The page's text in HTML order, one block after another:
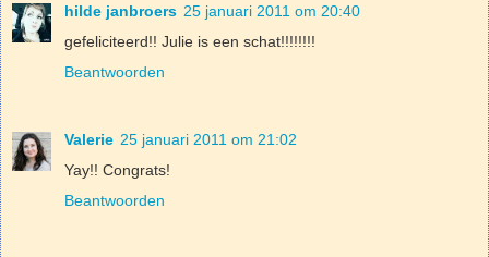
hilde janbroers 25 januari 2011 om 20:40
gefeliciteerd!! Julie is een schat!!!!!!!!
Beantwoorden
Valerie 25 januari 2011 om 21:02
Yay!! Congrats!
Beantwoorden